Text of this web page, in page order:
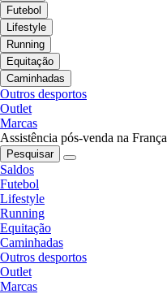
Futebol
Lifestyle
Running
Equitação
Caminhadas
Outros desportos
Outlet
Marcas
Assistência pós-venda na França
Pesquisar
Saldos
Futebol
Lifestyle
Running
Equitação
Caminhadas
Outros desportos
Outlet
Marcas